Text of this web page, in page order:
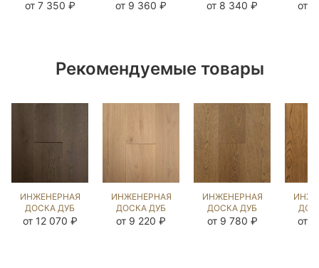
СИЛ БРАУН
от 7 350 ₽
MISSISSIPPI
от 9 360 ₽
РИДС
от 8 340 ₽ от
Рекомендуемые товары
ИНЖЕНЕРНАЯ
ДОСКА ДУБ
MISSISSIPPI
от 12 070 ₽
ИНЖЕНЕРНАЯ
ДОСКА ДУБ
ВЕРДЖН
от 9 220 ₽
ИНЖЕНЕРНАЯ
ДОСКА ДУБ
СТРЕЙВУД
от 9 780 ₽ от